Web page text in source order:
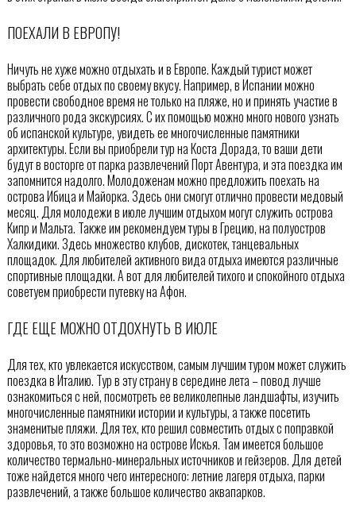
ПОЕХАЛИ В ЕВРОПУ!
Ничуть не хуже можно отдыхать и в Европе. Каждый турист может
выбрать себе отдых по своему вкусу. Например, в Испании можно
провести свободное время не только на пляже, но и принять участие в
различного рода экскурсиях. С их помощью можно много нового узнать
об испанской культуре, увидеть ее многочисленные памятники
архитектуры. Если вы приобрели тур на Коста Дорада, то ваши дети
будут в восторге от парка развлечений Порт Авентура, и эта поездка им
запомнится надолго. Молодоженам можно предложить поехать на
острова Ибица и Майорка. Здесь они смогут отлично провести медовый
месяц. Для молодежи в июле лучшим отдыхом могут служить острова
Кипр и Мальта. Также им рекомендуем туры в Грецию, на полуостров
Халкидики. Здесь множество клубов, дискотек, танцевальных
площадок. Для любителей активного вида отдыха имеются различные
спортивные площадки. А вот для любителей тихого и спокойного отдыха
советуем приобрести путевку на Афон.
ГДЕ ЕЩЕ МОЖНО ОТДОХНУТЬ В ИЮЛЕ
Для тех, кто увлекается искусством, самым лучшим туром может служить
поездка в Италию. Тур в эту страну в середине лета – повод лучше
ознакомиться с ней, посмотреть ее великолепные ландшафты, изучить
многочисленные памятники истории и культуры, а также посетить
знаменитые пляжи. Для тех, кто решил совместить отдых с поправкой
здоровья, то это возможно на острове Искья. Там имеется большое
количество термально-минеральных источников и гейзеров. Для детей
тоже найдется много чего интересного: летние лагеря отдыха, парки
развлечений, а также большое количество аквапарков.